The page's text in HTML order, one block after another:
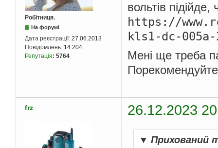
Робітниця.
На форумі
Дата реєстрації: 27.06.2013
Повідомлень: 14 204
Репутація: 5764
вольтів
https://
kls1-dc-
Мені ще треба
frz 26.12.2023
▼ Прихований